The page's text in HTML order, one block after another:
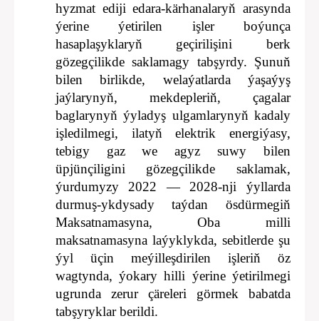
hyzmat ediji edara-kärhanalaryň arasynda
ýerine ýetirilen işler boýunça
hasaplaşyklaryň geçirilişini berk
gözegçilikde saklamagy tabşyrdy. Şunuň
bilen birlikde, welaýatlarda ýaşaýyş
jaýlarynyň, mekdepleriň, çagalar
baglarynyň ýyladyş ulgamlarynyň kadaly
işledilmegi, ilatyň elektrik energiýasy,
tebigy gaz we agyz suwy bilen
üpjünçiligini gözegçilikde saklamak,
ýurdumyzy 2022 — 2028-nji ýyllarda
durmuş-ykdysady taýdan ösdürmegiň
Maksatnamasyna, Oba milli
maksatnamasyna laýyklykda, sebitlerde şu
ýyl üçin meýilleşdirilen işleriň öz
wagtynda, ýokary hilli ýerine ýetirilmegi
ugrunda zerur çäreleri görmek babatda
tabşyryklar berildi.